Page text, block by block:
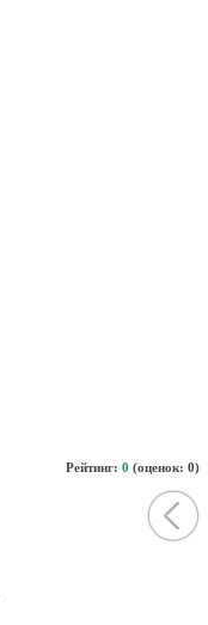
Рейтинг: 0 (оценок: 0)